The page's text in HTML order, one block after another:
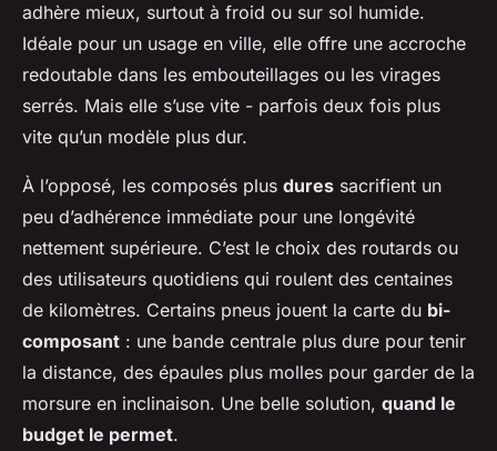
adhère mieux, surtout à froid ou sur sol humide.
Idéale pour un usage en ville, elle offre une accroche
redoutable dans les embouteillages ou les virages
serrés. Mais elle s’use vite - parfois deux fois plus
vite qu’un modèle plus dur.
À l’opposé, les composés plus dures sacrifient un
peu d’adhérence immédiate pour une longévité
nettement supérieure. C’est le choix des routards ou
des utilisateurs quotidiens qui roulent des centaines
de kilomètres. Certains pneus jouent la carte du bi-
composant : une bande centrale plus dure pour tenir
la distance, des épaules plus molles pour garder de la
morsure en inclinaison. Une belle solution, quand le
budget le permet.